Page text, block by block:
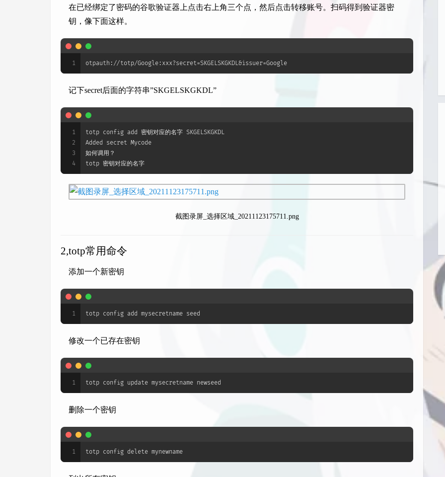
在已经绑定了密码的谷歌验证器上点击右上角三个点，然后点击转移账号。扫码得到验证器密
钥，像下面这样。
1 otpauth://totp/Google:xxx?secret=SKGELSKGKDL&issuer=Google
记下secret后面的字符串”SKGELSKGKDL”
1
2
3
4
totp config add 密钥对应的名字 SKGELSKGKDL
Added secret Mycode
如何调用？
totp 密钥对应的名字
截图录屏_选择区域_20211123175711.png
2,totp常用命令
添加一个新密钥
1 totp config add mysecretname seed
修改一个已存在密钥
1 totp config update mysecretname newseed
删除一个密钥
1 totp config delete mynewname